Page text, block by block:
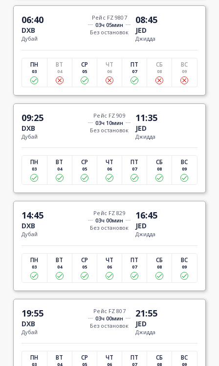
06:40
DXB
Дубай
Рейс FZ 9807
03ч 05мин
Без остановок
08:45
JED
Джидда
ПН
03
ВТ
04
СР
05
ЧТ
06
ПТ
07
СБ
08
ВС
09
09:25
DXB
Дубай
Рейс FZ 909
03ч 10мин
Без остановок
11:35
JED
Джидда
ПН
03
ВТ
04
СР
05
ЧТ
06
ПТ
07
СБ
08
ВС
09
14:45
DXB
Дубай
Рейс FZ 829
03ч 00мин
Без остановок
16:45
JED
Джидда
ПН
03
ВТ
04
СР
05
ЧТ
06
ПТ
07
СБ
08
ВС
09
19:55
DXB
Дубай
Рейс FZ 807
03ч 00мин
Без остановок
21:55
JED
Джидда
ПН
03
ВТ
04
СР
05
ЧТ
06
ПТ
07
СБ
08
ВС
09